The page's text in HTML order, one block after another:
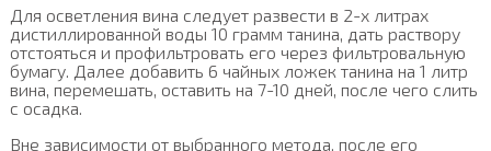
Для осветления вина следует развести в 2-х литрах
дистиллированной воды 10 грамм танина, дать раствору
отстояться и профильтровать его через фильтровальную
бумагу. Далее добавить 6 чайных ложек танина на 1 литр
вина, перемешать, оставить на 7-10 дней, после чего слить
с осадка.
Вне зависимости от выбранного метода, после его